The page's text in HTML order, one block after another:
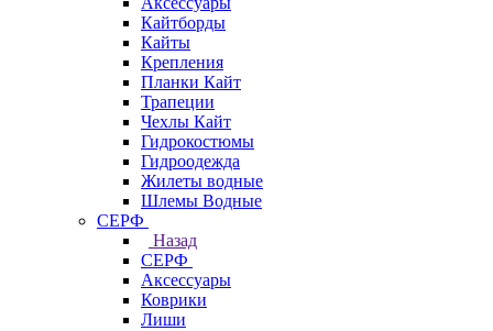
Кайтборды
Кайты
Крепления
Планки Кайт
Трапеции
Чехлы Кайт
Гидрокостюмы
Гидроодежда
Жилеты водные
Шлемы Водные
СЕРФ
Назад
СЕРФ
Аксессуары
Коврики
Лиши